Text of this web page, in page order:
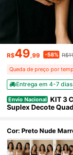
R$49,99 -58%
Queda de preço por
Entrega em 4-7 dias
Envio Nacional KIT 3
Suplex Decote
Cor: Preto Nude